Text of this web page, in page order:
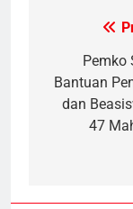
Pemko
Bantuan
dan
47